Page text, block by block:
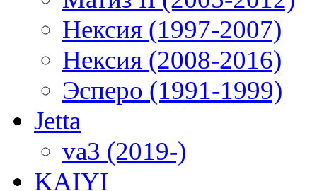
Нексия (1997-2007)
Нексия (2008-2016)
Эсперо (1991-1999)
Jetta
va3 (2019-)
KAIYI